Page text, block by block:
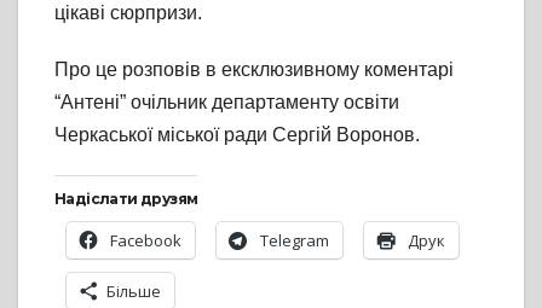
цікаві сюрпризи.
Про це розповів в ексклюзивному коментарі
“Антені” очільник департаменту освіти
Черкаської міської ради Сергій Воронов.
Надіслати друзям
Facebook Telegram Друк
Більше